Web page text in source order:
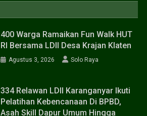
400 Warga Ramaikan Fun Walk HUT
RI Bersama LDII Desa Krajan Klaten
Agustus 3, 2026 Solo Raya
334 Relawan LDII Karanganyar Ikuti
Pelatihan Kebencanaan Di BPBD,
Asah Skill Dapur Umum Hingga